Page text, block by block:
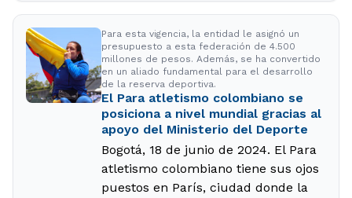
Para esta vigencia, la entidad le asignó un
presupuesto a esta federación de 4.500
millones de pesos. Además, se ha convertido
en un aliado fundamental para el desarrollo
de la reserva deportiva.
El Para atletismo colombiano se
posiciona a nivel mundial gracias al
apoyo del Ministerio del Deporte
Bogotá, 18 de junio de 2024. El Para
atletismo colombiano tiene sus ojos
puestos en París, ciudad donde la